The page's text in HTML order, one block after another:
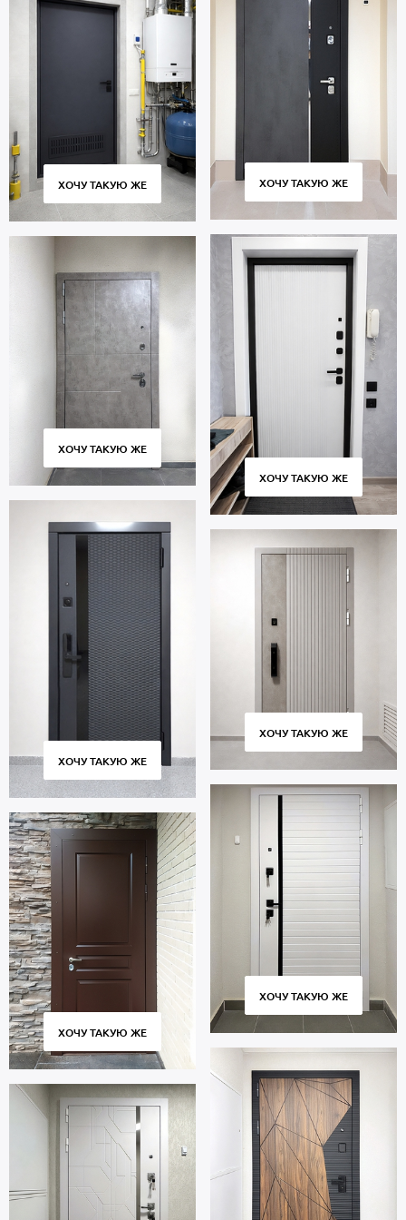
ХОЧУ ТАКУЮ ЖЕ
ХОЧУ ТАКУЮ ЖЕ
ХОЧУ ТАКУЮ ЖЕ
ХОЧУ ТАКУЮ ЖЕ
ХОЧУ ТАКУЮ ЖЕ
ХОЧУ ТАКУЮ ЖЕ
ХОЧУ ТАКУЮ ЖЕ
ХОЧУ ТАКУЮ ЖЕ